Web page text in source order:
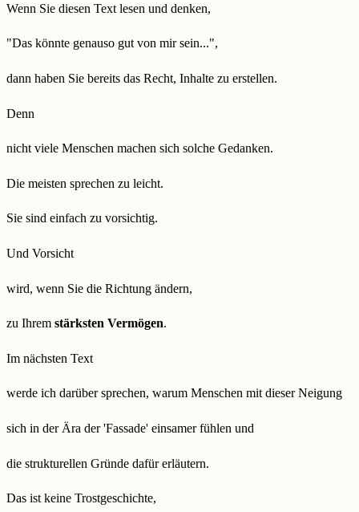
Wenn Sie diesen Text lesen und denken,
"Das könnte genauso gut von mir sein...",
dann haben Sie bereits das Recht, Inhalte zu erstellen.
Denn
nicht viele Menschen machen sich solche Gedanken.
Die meisten sprechen zu leicht.
Sie sind einfach zu vorsichtig.
Und Vorsicht
wird, wenn Sie die Richtung ändern,
zu Ihrem stärksten Vermögen.
Im nächsten Text
werde ich darüber sprechen, warum Menschen mit dieser Neigung
sich in der Ära der 'Fassade' einsamer fühlen und
die strukturellen Gründe dafür erläutern.
Das ist keine Trostgeschichte,